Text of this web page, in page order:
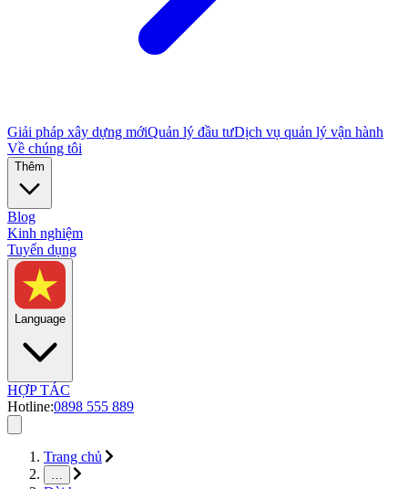
Giải pháp xây dựng mớiQuản lý đầu tưDịch vụ quản lý vận hành
Về chúng tôi
Thêm
Blog
Kinh nghiệm
Tuyển dụng
Language
HỢP TÁC
Hotline:0898 555 889
Trang chủ
…